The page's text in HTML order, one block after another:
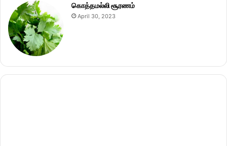
கொத்தமல்லி சூரணம்
April 30, 2023